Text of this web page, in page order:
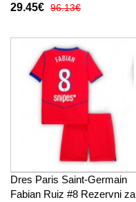
djecu 2025-26 Kratak Rukav
29.45€ 96.13€
Dres Paris Saint-Germain
Fabian Ruiz #8 Rezervni za